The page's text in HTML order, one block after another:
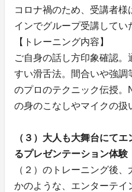
コロナ禍のため、受講者様
インでグループ受講してい
【トレーニング内容】
ご自身の話し方印象確認
すい滑舌法。間合いや強調
のプロのテクニック伝授
の身のこなしやマイクの扱
（３）大人も大舞台にて
るプレゼンテーション体験
（２）のトレーニング後
かのような、エンターテイ